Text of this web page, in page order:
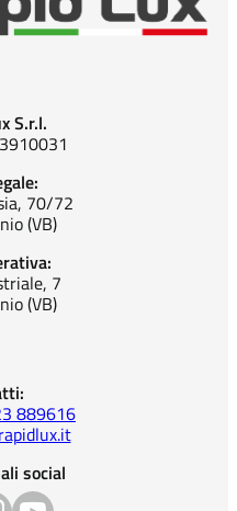
S.r.l.
70/72
(VB)
7
(VB)
889616
social